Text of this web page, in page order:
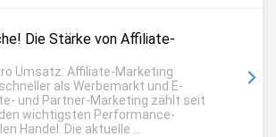
Die Stärke von Affiliate-
Umsatz: Affiliate-Marketing
als Werbemarkt und E-
und Partner-Marketing zählt seit
wichtigsten Performance-
Handel. Die aktuelle ...